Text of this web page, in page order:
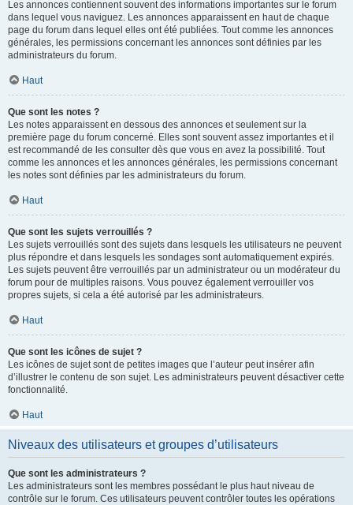
Les annonces contiennent souvent des informations importantes sur le forum
dans lequel vous naviguez. Les annonces apparaissent en haut de chaque
page du forum dans lequel elles ont été publiées. Tout comme les annonces
générales, les permissions concernant les annonces sont définies par les
administrateurs du forum.
Haut
Que sont les notes ?
Les notes apparaissent en dessous des annonces et seulement sur la
première page du forum concerné. Elles sont souvent assez importantes et il
est recommandé de les consulter dès que vous en avez la possibilité. Tout
comme les annonces et les annonces générales, les permissions concernant
les notes sont définies par les administrateurs du forum.
Haut
Que sont les sujets verrouillés ?
Les sujets verrouillés sont des sujets dans lesquels les utilisateurs ne peuvent
plus répondre et dans lesquels les sondages sont automatiquement expirés.
Les sujets peuvent être verrouillés par un administrateur ou un modérateur du
forum pour de multiples raisons. Vous pouvez également verrouiller vos
propres sujets, si cela a été autorisé par les administrateurs.
Haut
Que sont les icônes de sujet ?
Les icônes de sujet sont de petites images que l’auteur peut insérer afin
d’illustrer le contenu de son sujet. Les administrateurs peuvent désactiver cette
fonctionnalité.
Haut
Niveaux des utilisateurs et groupes d’utilisateurs
Que sont les administrateurs ?
Les administrateurs sont les membres possédant le plus haut niveau de
contrôle sur le forum. Ces utilisateurs peuvent contrôler toutes les opérations